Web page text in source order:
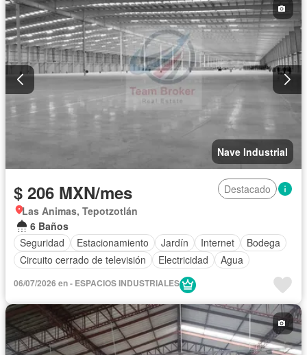
Nave Industrial
$ 206 MXN/mes
Destacado
Las Animas, Tepotzotlán
6 Baños
Seguridad
Estacionamiento Jardín Internet
Bodega
Circuito cerrado de televisión
Electricidad Agua
06/07/2026 en - ESPACIOS INDUSTRIALES